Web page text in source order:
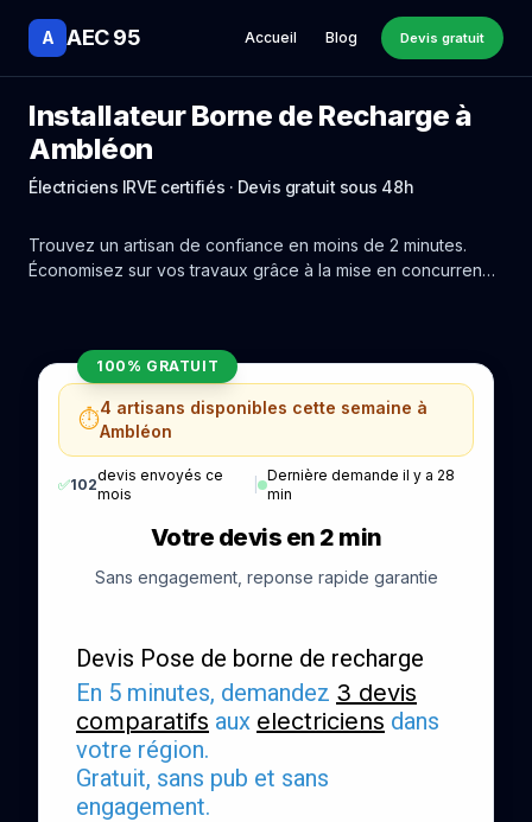
A AEC 95 Accueil Blog Devis gratuit
Installateur Borne de Recharge à
Ambléon
Électriciens IRVE certifiés · Devis gratuit sous 48h
Trouvez un artisan de confiance en moins de 2 minutes.
Économisez sur vos travaux grâce à la mise en concurrence
100% GRATUIT
⏱️4 artisans disponibles cette semaine à
Ambléon
✅102
devis envoyés ce
mois
Dernière demande il y a 28
min
Votre devis en 2 min
Sans engagement, reponse rapide garantie
Devis Pose de borne de recharge
En 5 minutes, demandez 3 devis
comparatifs aux electriciens dans
votre région.
Gratuit, sans pub et sans
engagement.